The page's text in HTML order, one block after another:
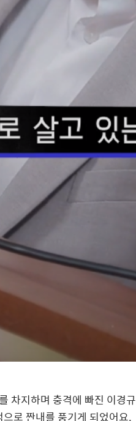
를 차지하며 충격에 빠진 이경규
로 짠내를 풍기게 되었어요.